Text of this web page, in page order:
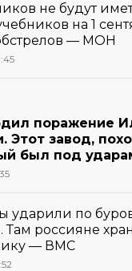
не будут
на 1
— МОН
поражение
Этот завод,
был под
ударили по
россияне
— ВМС